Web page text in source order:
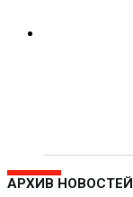
АРХИВ НОВОСТЕЙ